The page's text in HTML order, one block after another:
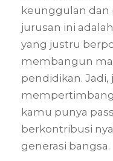
keunggulan dan
jurusan ini
yang justru
membangun
pendidikan.
kamu punya
berkontribusi
generasi bangsa.